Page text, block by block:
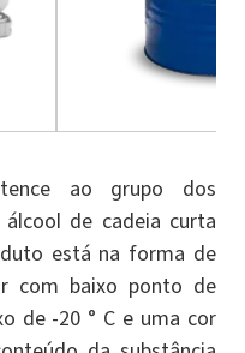
ao grupo dos
de cadeia curta
está na forma de
com baixo ponto de
de -20 ° C e uma cor